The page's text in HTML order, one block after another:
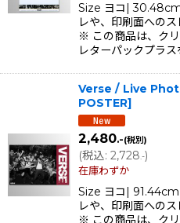
Size ヨコ|
レや、印刷面へのス
※ この商品は、ク
レターパックプラ
Verse / Live
POSTER]
2,480.-(税別)
(税込: 2,728.-)
在庫わずか
Size ヨコ|
レや、印刷面へのス
※ この商品は、ク